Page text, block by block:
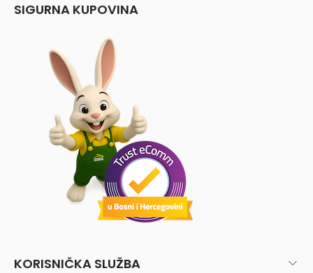
SIGURNA KUPOVINA
KORISNIČKA SLUŽBA